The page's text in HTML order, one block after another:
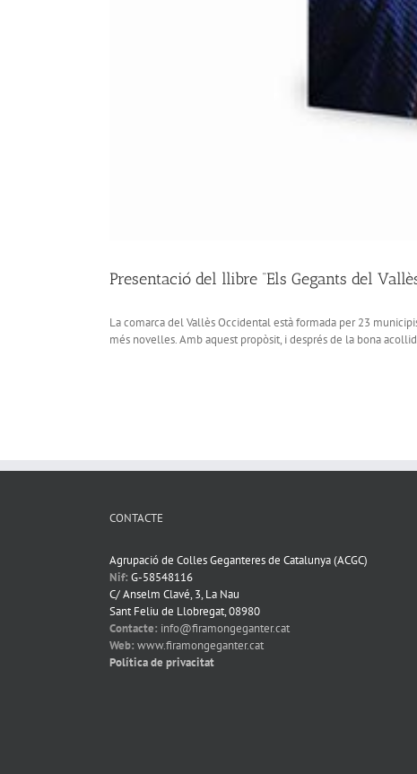
Presentació del llibre “Els Gegants del
La comarca del Vallès Occidental està formada per 23
més novelles. Amb aquest propòsit, i després de la bona
CONTACTE
Agrupació de Colles Geganteres de Catalunya (ACGC)
Nif: G-58548116
C/ Anselm Clavé, 3, La Nau
Sant Feliu de Llobregat, 08980
Contacte: info@firamongeganter.cat
Web: www.firamongeganter.cat
Política de privacitat